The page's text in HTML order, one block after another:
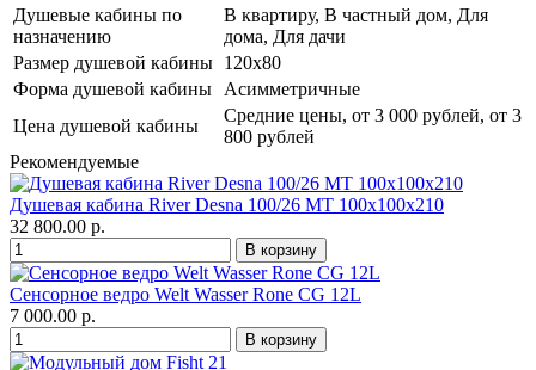
Душевые кабины по
назначению
В квартиру, В частный дом, Для
дома, Для дачи
Размер душевой кабины 120x80
Форма душевой кабины
Асимметричные
Цена душевой кабины
Средние цены, от 3 000 рублей, от 3
800 рублей
Рекомендуемые
Душевая кабина River Desna 100/26 МТ 100х100х210
32 800.00 р.
Сенсорное ведро Welt Wasser Rone CG 12L
7 000.00 р.